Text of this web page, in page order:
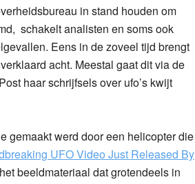
in stand houden om
schakelt analisten en soms ook
Eens in de zoveel tijd brengt
acht. Meestal gaat dit via de
haar schrijfsels over ufo’s kwijt
gemaakt werd door een helicopter die
UFO Video Just Released By
beeldmateriaal dat grotendeels in